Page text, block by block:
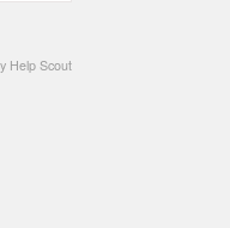
Help Scout